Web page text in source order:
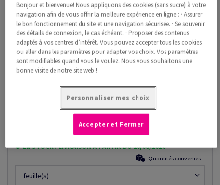
#320405
Dessin avec couchage au kaolin, gris pierre, mat, recyclé, 270g/m2,
700mm x 1000mm, B1, BE, Paquet de 100 feuilles
Information additionnelle
Recommander ce produit
CHF 1'069.11
EN STOCK : LIVRAISON À PARTIR DU 10/08/2026
Quantités converties
feuille(s)
Bonjour et bienvenue! Nous appliquons des cookies (sans sucre) à votre
navigation afin de vous offrir la meilleure expérience en ligne : · Assurer
le bon fonctionnement du site et une navigation sécurisée. · Se souvenir
des détails de connexion, le cas échéant. · Proposer des contenus
adaptés à vos centres d’intérêt. Vous pouvez accepter tous les cookies
ou aller dans les paramètres pour adapter vos choix. Vos paramètres
sont modifiables quand vous le voulez. Nous vous souhaitons une
bonne visite de notre site web !
Personnaliser mes choix
Accepter et Fermer